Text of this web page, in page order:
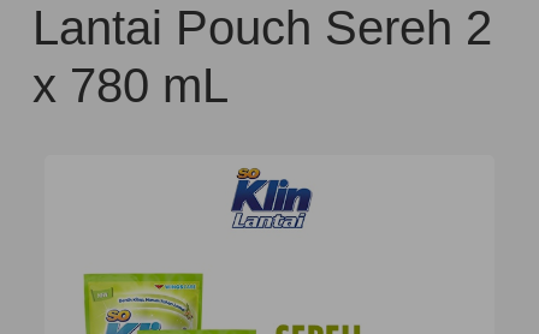
Lantai Pouch Sereh 2
x 780 mL